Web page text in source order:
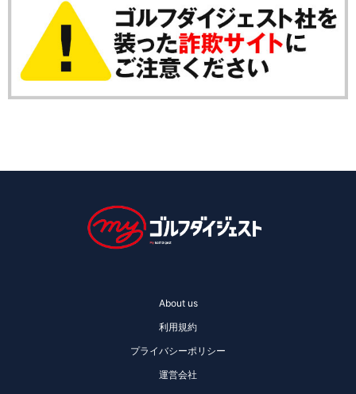
About us
利用規約
プライバシーポリシー
運営会社